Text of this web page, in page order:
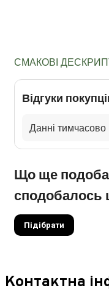
СМАКОВІ
Відгуки
Данні тимчасово
Що ще
сподобалось
Підібрати
Контактна